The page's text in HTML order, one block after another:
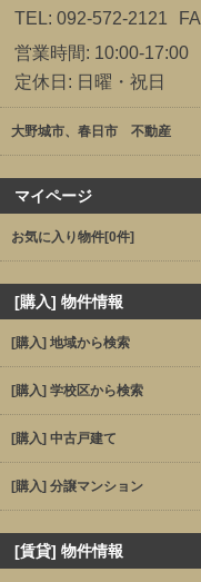
TEL: 092-572-2121
営業時間: 10:00-17:00
定休日: 日曜・祝日
大野城市、春日市 不動産
マイページ
お気に入り物件[0件]
[購入] 物件情報
[購入] 地域から検索
[購入] 学校区から検索
[購入] 中古戸建て
[購入] 分譲マンション
[賃貸] 物件情報